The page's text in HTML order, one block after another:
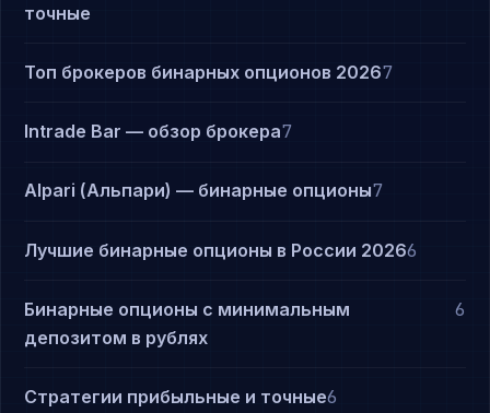
точные
Топ брокеров бинарных опционов 20267
Intrade Bar — обзор брокера7
Alpari (Альпари) — бинарные опционы7
Лучшие бинарные опционы в России 20266
Бинарные опционы с минимальным
депозитом в рублях
6
Стратегии прибыльные и точные6